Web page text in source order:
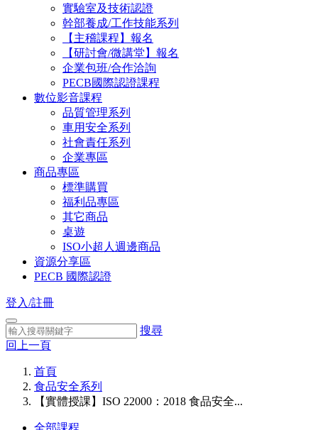
實驗室及技術認證
幹部養成/工作技能系列
【主稽課程】報名
【研討會/微講堂】報名
企業包班/合作洽詢
PECB國際認證課程
數位影音課程
品質管理系列
車用安全系列
社會責任系列
企業專區
商品專區
標準購買
福利品專區
其它商品
桌遊
ISO小超人週邊商品
資源分享區
PECB 國際認證
登入/註冊
搜尋
回上一頁
首頁
食品安全系列
【實體授課】ISO 22000：2018 食品安全...
全部課程